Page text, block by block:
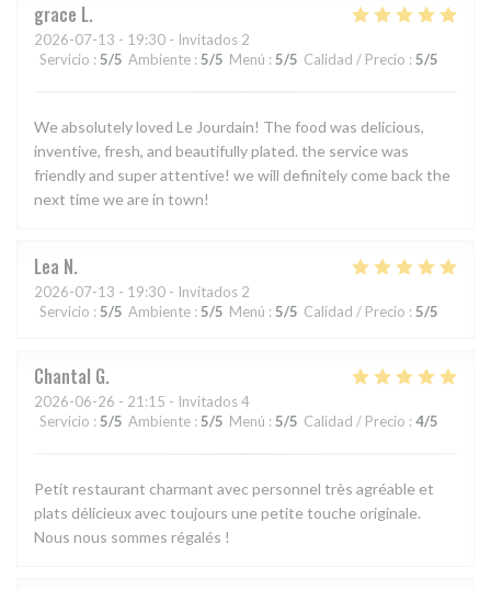
grace L
2026-07-13 - 19:30 - Invitados 2
Servicio : 5/5 Ambiente : 5/5 Menú : 5/5 Calidad / Precio : 5/5
We absolutely loved Le Jourdain! The food was delicious,
inventive, fresh, and beautifully plated. the service was
friendly and super attentive! we will definitely come back the
next time we are in town!
Lea N
2026-07-13 - 19:30 - Invitados 2
Servicio : 5/5 Ambiente : 5/5 Menú : 5/5 Calidad / Precio : 5/5
Chantal G
2026-06-26 - 21:15 - Invitados 4
Servicio : 5/5 Ambiente : 5/5 Menú : 5/5 Calidad / Precio : 4/5
Petit restaurant charmant avec personnel très agréable et
plats délicieux avec toujours une petite touche originale.
Nous nous sommes régalés !